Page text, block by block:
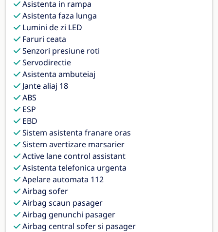
Asistenta in rampa
Asistenta faza lunga
Lumini de zi LED
Faruri ceata
Senzori presiune roti
Servodirectie
Asistenta ambuteiaj
Jante aliaj 18
ABS
ESP
EBD
Sistem asistenta franare oras
Sistem avertizare marsarier
Active lane control assistant
Asistenta telefonica urgenta
Apelare automata 112
Airbag sofer
Airbag scaun pasager
Airbag genunchi pasager
Airbag central sofer si pasager